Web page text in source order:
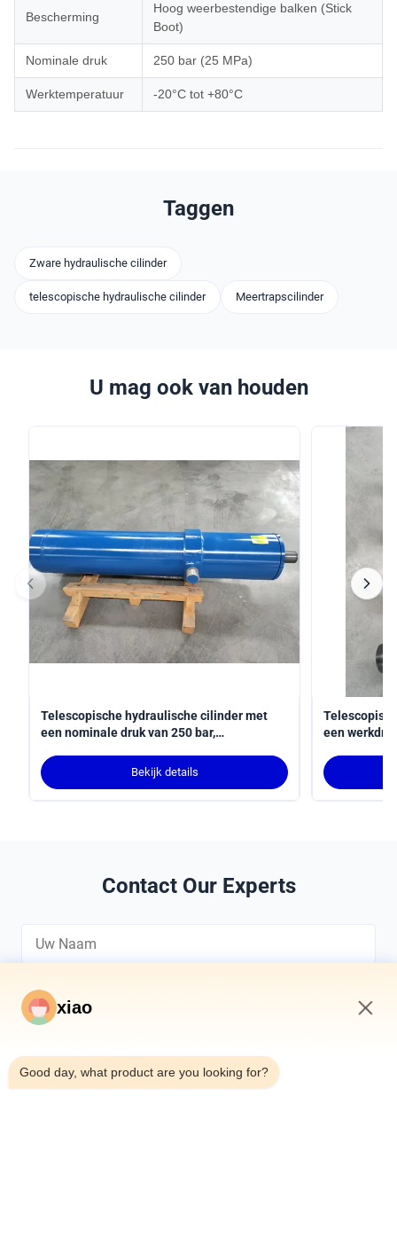
Bescherming
Hoog weerbestendige balken (Stick
Boot)
Nominale druk 250 bar (25 MPa)
Werktemperatuur -20°C tot +80°C
Taggen
Zware hydraulische cilinder
telescopische hydraulische cilinder Meertrapscilinder
U mag ook van houden
Telescopische hydraulische cilinder met
een nominale druk van 250 bar,
Bekijk details
een
robotarm
Contact Our Experts
*
xiao
Good day, what product are you looking for?